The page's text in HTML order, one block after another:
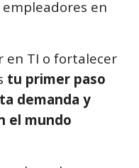
en
en TI o fortalecer
tu primer paso
demanda y
el mundo